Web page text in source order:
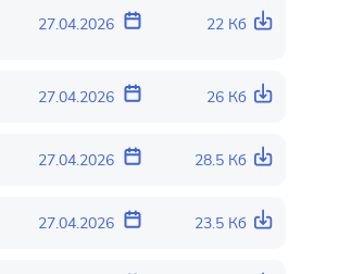
27.04.2026 22 Кб
27.04.2026 26 Кб
27.04.2026 28.5 Кб
27.04.2026 23.5 Кб